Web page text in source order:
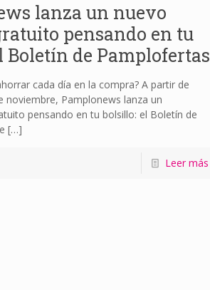
lanza un nuevo
pensando en tu
Boletín de Pamplofertas
cada día en la compra? A partir de
noviembre, Pamplonews lanza un
pensando en tu bolsillo: el Boletín de
[…]
Leer más